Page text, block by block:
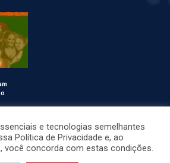
Todos os Direitos Reservados.
e tecnologias semelhantes
Política de Privacidade e, ao
você concorda com estas condições.